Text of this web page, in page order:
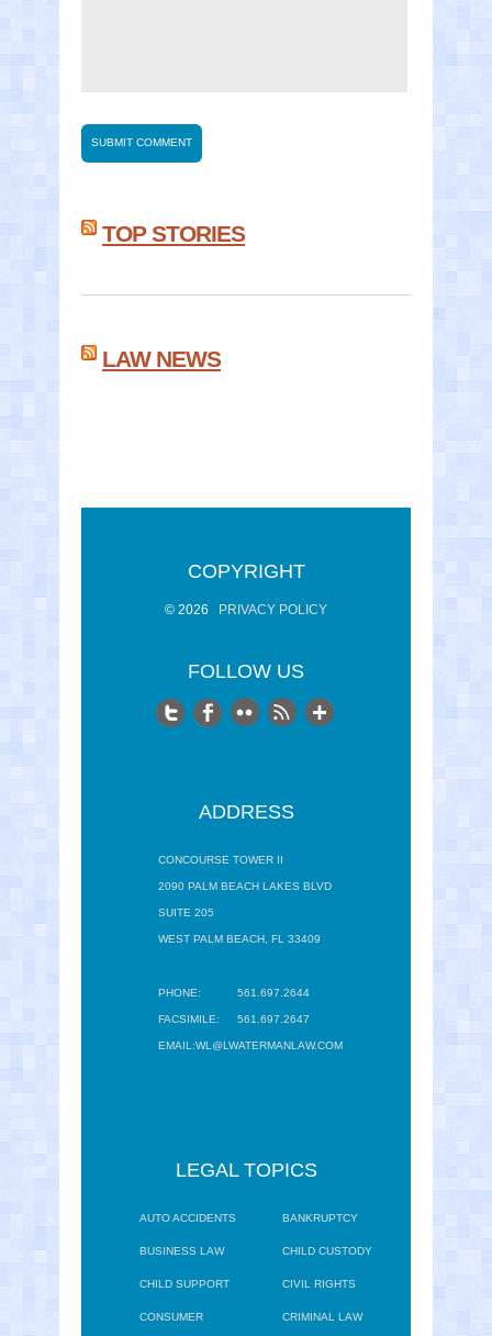
TOP STORIES
LAW NEWS
COPYRIGHT
© 2026 PRIVACY POLICY
FOLLOW US
ADDRESS
CONCOURSE TOWER II
2090 PALM BEACH LAKES BLVD
SUITE 205
WEST PALM BEACH, FL 33409
PHONE: 561.697.2644
FACSIMILE: 561.697.2647
EMAIL:WL@LWATERMANLAW.COM
LEGAL TOPICS
AUTO ACCIDENTS BANKRUPTCY
BUSINESS LAW CHILD CUSTODY
CHILD SUPPORT CIVIL RIGHTS
CONSUMER CRIMINAL LAW